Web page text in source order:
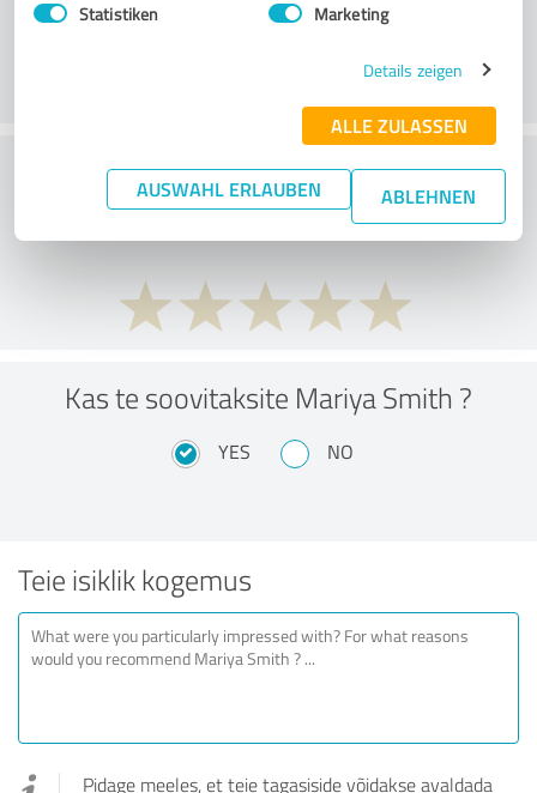
Statistiken Marketing
Details zeigen
ALLE ZULASSEN
AUSWAHL ERLAUBEN ABLEHNEN
What do you think of the price to
performance ratio?
Kas te soovitaksite Mariya Smith ?
YES NO
Teie isiklik kogemus
Pidage meeles, et teie tagasiside võidakse avaldada